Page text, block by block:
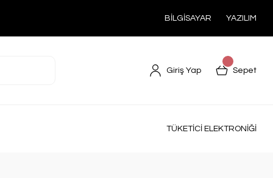
BİLGİSAYAR YAZILIM
Giriş Yap Sepet
TÜKETİCİ ELEKTRONİĞİ